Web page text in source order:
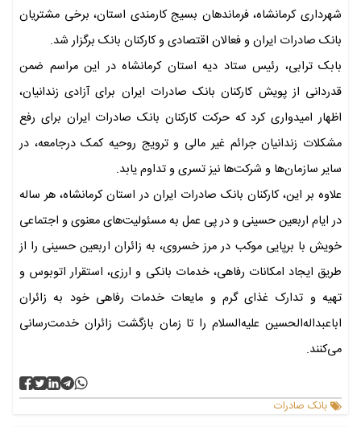
شهرداری کرمانشاه، فرماندهان بسیج کارمندی استان، برخی مشتریان
بانک صادرات ایران و فعالان اقتصادی و کارکنان بانک برگزار شد.
بابک ترابی، رئیس ستاد دیه استان کرمانشاه در این مراسم ضمن
قدردانی از پویش کارکنان بانک صادرات ایران برای آزادی زندانیان،
اظهار امیدواری کرد که حرکت کارکنان بانک صادرات ایران برای رفع
مشکلات زندانیان جرائم غیر مالی و ترویج روحیه کمک درجامعه، در
سایر سازمان‌ها و شرکت‌ها نیز تسری و تداوم یابد.
علاوه بر این، کارکنان بانک صادرات ایران در استان کرمانشاه، هر ساله
در ایام اربعین حسینی و در پی عمل به مسئولیت‌های معنوی و اجتماعی
خویش با برپایی موکب در مرز خسروی، به زائران اربعین حسینی را از
طریق ایجاد امکانات رفاهی، خدمات بانکی و ارزی، استقرار اتوبوس و
تهیه و تدارک غذای گرم و مایعات خدمات رفاهی خود به زائران
اباعبداله‌الحسین علیه‌السلام را تا زمان بازگشت زائران خدمت‌رسانی
می‌کنند.​
بانک صادرات